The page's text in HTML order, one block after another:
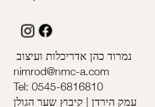
נמרוד כהן אדריכלות ועיצוב
nimrod@nmc-a.com
Tel: 0545-6816810